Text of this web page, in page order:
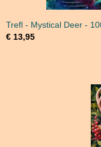
Trefl - Mystical Deer -
€ 13,95